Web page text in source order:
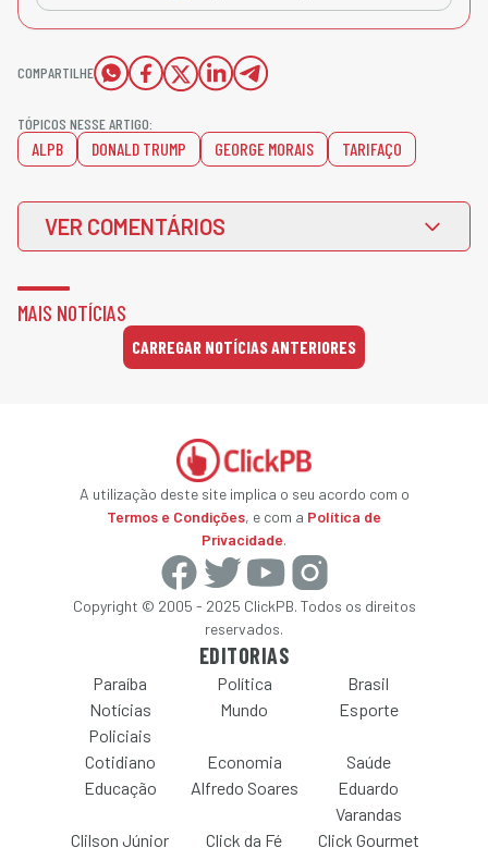
COMPARTILHE
TÓPICOS NESSE ARTIGO:
ALPB DONALD TRUMP GEORGE MORAIS TARIFAÇO
VER COMENTÁRIOS
MAIS NOTÍCIAS
CARREGAR NOTÍCIAS ANTERIORES
A utilização deste site implica o seu acordo com o
Termos e Condições, e com a Política de
Privacidade.
Copyright © 2005 - 2025 ClickPB. Todos os direitos
reservados.
EDITORIAS
Paraíba Política
Brasil
Notícias
Policiais
Mundo Esporte
Cotidiano Economia
Saúde
Educação
Alfredo Soares
Eduardo
Varandas
Clilson Júnior
Click da Fé Click Gourmet